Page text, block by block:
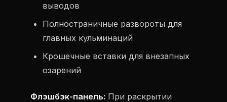
выводов
Полностраничные развороты для
главных кульминаций
Крошечные вставки для внезапных
озарений
Флэшбэк-панель: При раскрытии